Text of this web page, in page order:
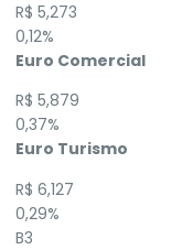
R$ 5,273
0,12%
Euro Comercial
R$ 5,879
0,37%
Euro Turismo
R$ 6,127
0,29%
B3